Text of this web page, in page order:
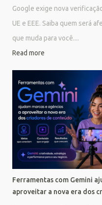
Google exige nova
UE e EEE. Saiba quem será
que muda para você....
Read more
Ferramentas com Gemini
aproveitar a nova era dos